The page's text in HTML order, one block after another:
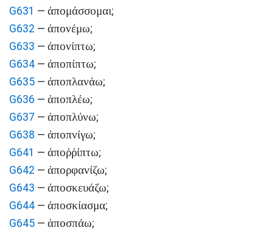
G631 — ἀπομάσσομαι;
G632 — ἀπονέμω;
G633 — ἀπονίπτω;
G634 — ἀποπίπτω;
G635 — ἀποπλανάω;
G636 — ἀποπλέω;
G637 — ἀποπλύνω;
G638 — ἀποπνίγω;
G641 — ἀποῤῥίπτω;
G642 — ἀπορφανίζω;
G643 — ἀποσκευάζω;
G644 — ἀποσκίασμα;
G645 — ἀποσπάω;